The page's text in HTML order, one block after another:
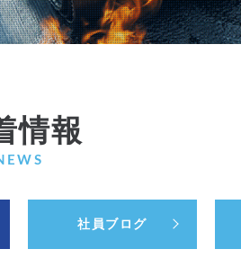
情報
社員ブログ